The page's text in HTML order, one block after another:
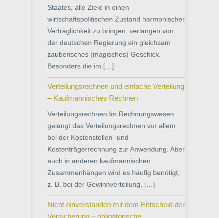
Staates, alle Ziele in einen
wirtschaftspolitischen Zustand harmonischer
Verträglichkeit zu bringen, verlangen von
der deutschen Regierung ein gleichsam
zauberisches (magisches) Geschick.
Besonders die im […]
Verteilungsrechnen und einfache Verteilung
– Kaufmännisches Rechnen
Verteilungsrechnen Im Rechnungswesen
gelangt das Verteilungsrechnen vor allem
bei der Kostenstellen- und
Kostenträgerrechnung zur Anwendung. Aber
auch in anderen kaufmännischen
Zusammenhängen wird es häufig benötigt,
z. B. bei der Gewinnverteilung, […]
Nicht einverstanden mit dem Entscheid der
Versicherung – obligatorische